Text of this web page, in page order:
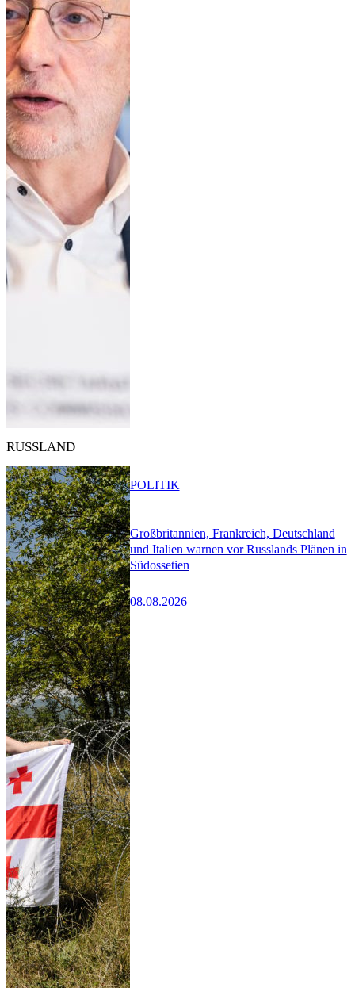
RUSSLAND
Großbritannien, Frankreich, Deutschland
und Italien warnen vor Russlands Plänen in
Südossetien
08.08.2026
POLITIK